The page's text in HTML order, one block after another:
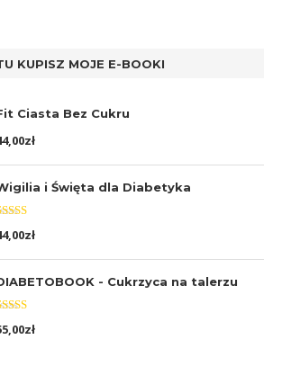
KUPISZ MOJE E-BOOKI
Ciasta Bez Cukru
zł
i Święta dla Diabetyka
Oceniono
na 5
zł
- Cukrzyca na talerzu
Oceniono
na 5
zł